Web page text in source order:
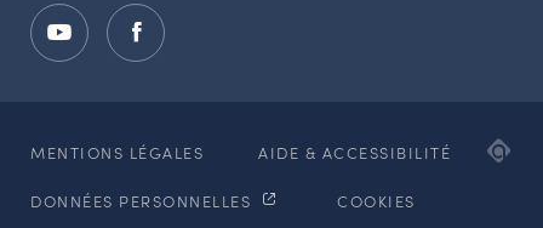
MENTIONS LÉGALES AIDE & ACCESSIBILITÉ
DONNÉES PERSONNELLES COOKIES